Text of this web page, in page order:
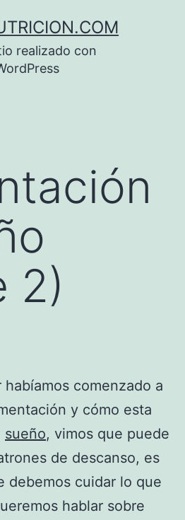
realizado con
2)
comenzado a
y cómo esta
sueño, vimos que puede
de descanso, es
debemos cuidar lo que
hablar sobre